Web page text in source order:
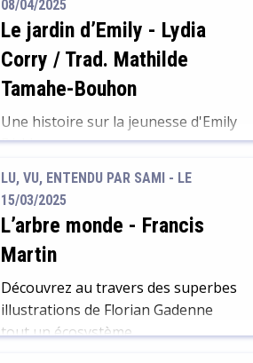
beauté délicate et leur diversité. La
présentation rappelle joliment les
planches botaniques. Le lecteur
appréciera de voir les différentes
graines à leur échelle réelle sur les
planches, et aussi les fruits grossis
[…]
08/04/2025
Le jardin d’Emily - Lydia
Corry / Trad. Mathilde
Tamahe-Bouhon
Une histoire sur la jeunesse d'Emily
Dickinson
Emily Dickinson était une figure
singulière du XIXe siècle : solitaire,
voire asociale, elle s’avérait
généreuse et bienveillante avec
Proche de sa famille, elle n’a jamais
désiré en fonder une – et
d’ailleurs, elle a pu rester
LU, VU, ENTENDU PAR SAMI - LE
15/03/2025
L’arbre monde - Francis
Martin
Découvrez au travers des superbes
illustrations de Florian Gadenne
tout un écosystème